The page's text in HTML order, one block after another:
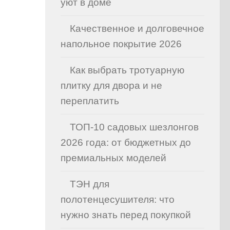
уют в доме
Качественное и долговечное
напольное покрытие 2026
Как выбрать тротуарную
плитку для двора и не
переплатить
ТОП-10 садовых шезлонгов
2026 года: от бюджетных до
премиальных моделей
ТЭН для
полотенцесушителя: что
нужно знать перед покупкой